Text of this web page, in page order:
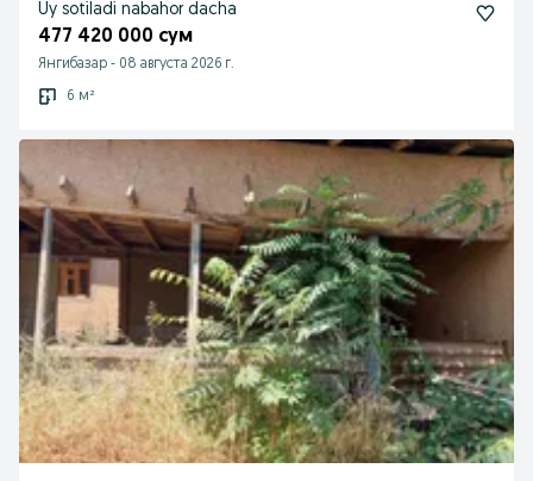
Uy sotiladi nabahor dacha
477 420 000 сум
Янгибазар - 08 августа 2026 г.
6 м²